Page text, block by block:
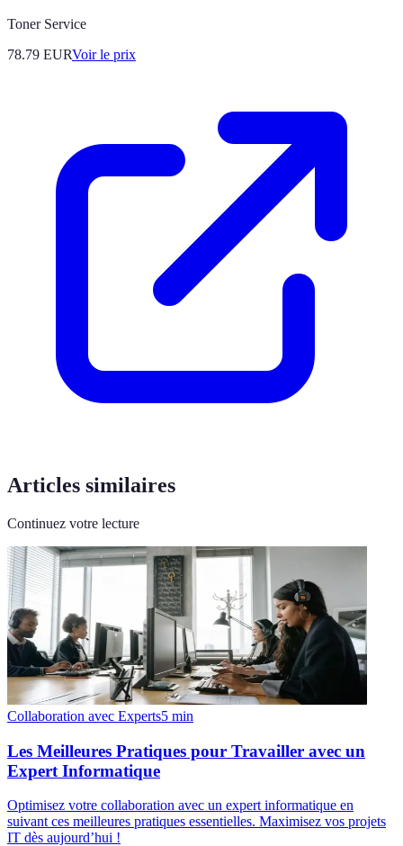
Toner Service
78.79 EURVoir le prix
Articles similaires
Continuez votre lecture
Collaboration avec Experts5 min
Les Meilleures Pratiques pour Travailler avec un
Expert Informatique
Optimisez votre collaboration avec un expert informatique en
suivant ces meilleures pratiques essentielles. Maximisez vos projets
IT dès aujourd’hui !